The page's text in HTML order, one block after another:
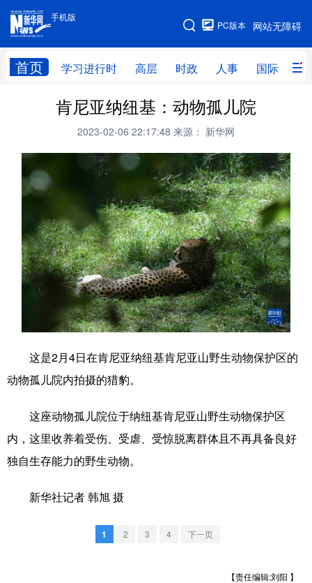
手机版
网站无障碍
PC版本
首页 学习进行时 高层 时政 人事 国际 财
手机版
网站地图
学习进行时 高层 时政
财经 网评
思客智库 全球连线 教育
科技 量子 体育
文化 书画 健康 军事
访谈 视频 图片 政务
中央文件 金融 汽车
人居 信息化 数字经济
文化产业
天津 河北
江苏
肯尼亚纳纽基：动物孤儿院
2023-02-06 22:17:48 来源： 新华网
这是2月4日在肯尼亚纳纽基肯尼亚山野生动物保护区的
动物孤儿院内拍摄的猎豹。
这座动物孤儿院位于纳纽基肯尼亚山野生动物保护区
内，这里收养着受伤、受虐、受惊脱离群体且不再具备良好
独自生存能力的野生动物。
新华社记者 韩旭 摄
1 2 3 4 下一页
【责任编辑:刘阳 】